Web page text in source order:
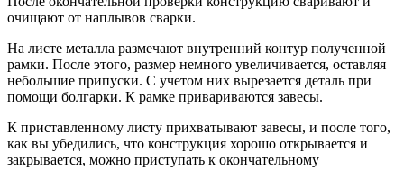
очищают от наплывов сварки.
На листе металла размечают внутренний контур полученной
рамки. После этого, размер немного увеличивается, оставляя
небольшие припуски. С учетом них вырезается деталь при
помощи болгарки. К рамке привариваются завесы.
К приставленному листу прихватывают завесы, и после того,
как вы убедились, что конструкция хорошо открывается и
закрывается, можно приступать к окончательному